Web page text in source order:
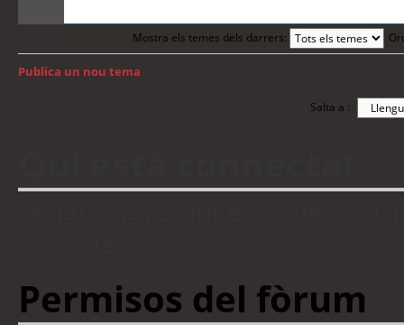
Mostra els temes dels darrers:
Publica un nou tema
Salta a :
Permisos del fòrum